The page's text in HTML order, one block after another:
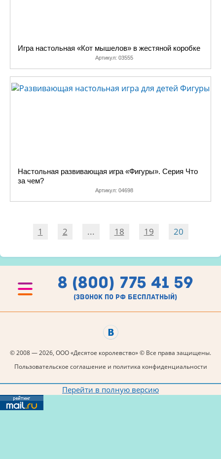
Игра настольная «Кот мышелов» в жестяной коробке
Артикул: 03555
Настольная развивающая игра «Фигуры». Серия Что
за чем?
Артикул: 04698
1 2 ... 18 19 20
8 (800) 775 41 59
(звонок по рф бесплатный)
© 2008 — 2026, ООО «Десятое королевство» © Все права защищены.
Пользовательское соглашение и политика конфиденциальности
Перейти в полную версию